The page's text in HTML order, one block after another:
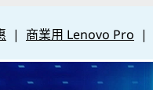
| 商業用 Lenovo Pro |